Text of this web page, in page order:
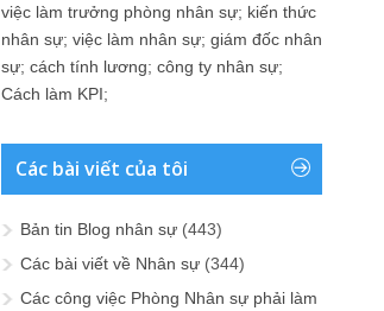
việc làm trưởng phòng nhân sự; kiến thức
nhân sự; việc làm nhân sự; giám đốc nhân
sự; cách tính lương; công ty nhân sự;
Cách làm KPI;
Các bài viết của tôi
Bản tin Blog nhân sự (443)
Các bài viết về Nhân sự (344)
Các công việc Phòng Nhân sự phải làm